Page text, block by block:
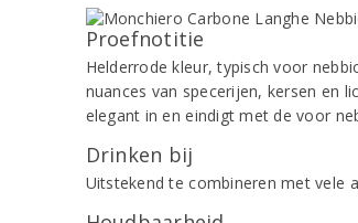
Proefnotitie
Helderrode kleur, typisch voor
nuances van specerijen, kersen en
elegant in en eindigt met de voor
Drinken bij
Uitstekend te combineren met vele